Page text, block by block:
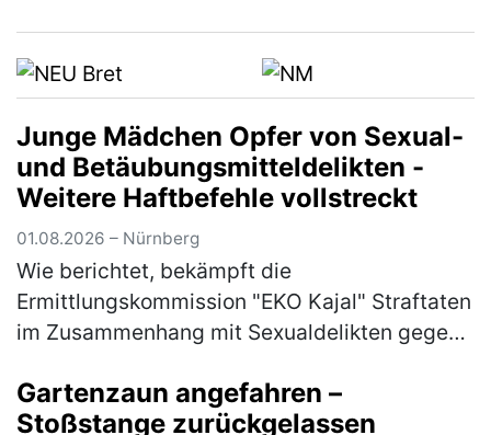
Goethestraß…
Junge Mädchen Opfer von Sexual-
und Betäubungsmitteldelikten -
Weitere Haftbefehle vollstreckt
01.08.2026 – Nürnberg
Wie berichtet, bekämpft die
Ermittlungskommission "EKO Kajal" Straftaten
im Zusammenhang mit Sexualdelikten gegen
von Betäubungsmitteln und Medikamenten an
Mi…(mehr)
Gartenzaun angefahren –
Stoßstange zurückgelassen